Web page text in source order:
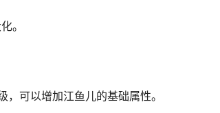
。
可以增加江鱼儿的基础属性。